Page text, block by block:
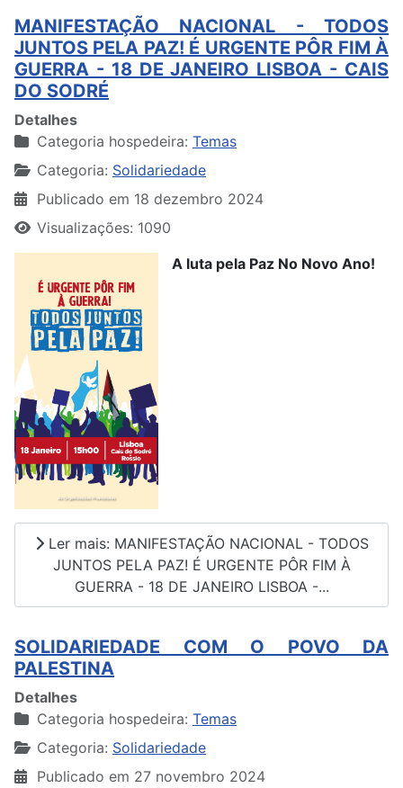
MANIFESTAÇÃO NACIONAL - TODOS
JUNTOS PELA PAZ! É URGENTE PÔR FIM À
GUERRA - 18 DE JANEIRO LISBOA - CAIS
DO SODRÉ
Detalhes
Categoria hospedeira: Temas
Categoria: Solidariedade
Publicado em 18 dezembro 2024
Visualizações: 1090
A luta pela Paz No Novo Ano!
Ler mais: MANIFESTAÇÃO NACIONAL - TODOS
JUNTOS PELA PAZ! É URGENTE PÔR FIM À
GUERRA - 18 DE JANEIRO LISBOA -...
SOLIDARIEDADE COM O POVO DA
PALESTINA
Detalhes
Categoria hospedeira: Temas
Categoria: Solidariedade
Publicado em 27 novembro 2024